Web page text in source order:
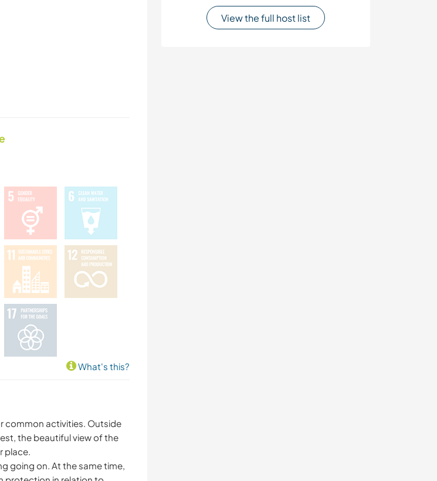
View the full host list
What's this?
common activities. Outside
the beautiful view of the
place.
going on. At the same time,